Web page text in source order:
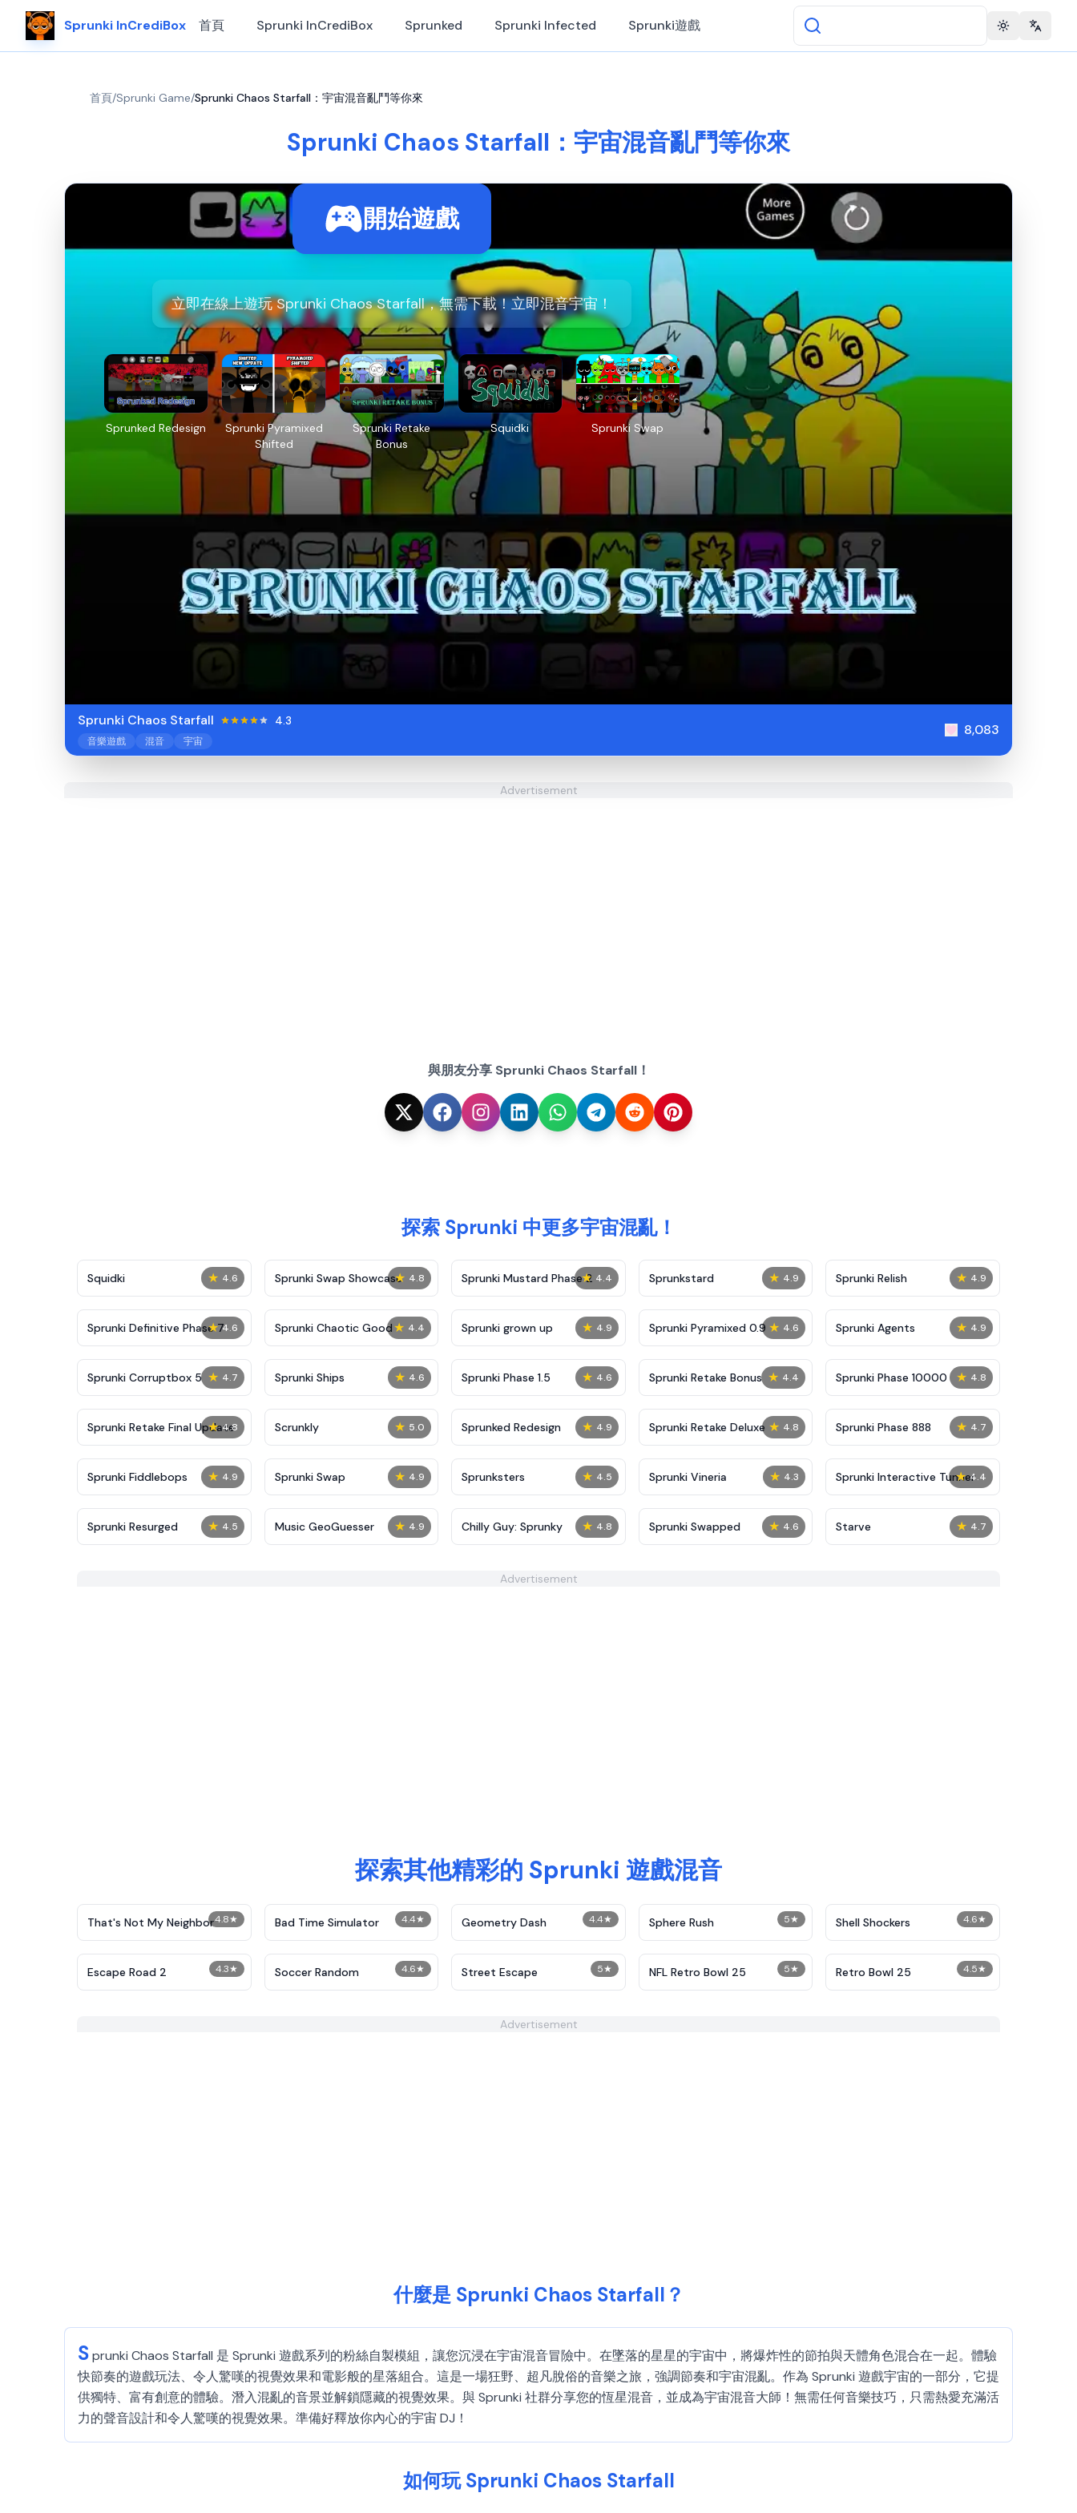
Sprunki InCrediBox 首頁 Sprunki InCrediBox Sprunked Sprunki Infected Sprunki遊戲 Toggle theme
首頁/Sprunki Game/Sprunki Chaos Starfall：宇宙混音亂鬥等你來
Sprunki Chaos Starfall：宇宙混音亂鬥等你來
開始遊戲
立即在線上遊玩 Sprunki Chaos Starfall，無需下載！立即混音宇宙！
Sprunked Redesign
Sprunki Pyramixed
Shifted
Sprunki Retake
Bonus
Squidki Sprunki Swap
Sprunki Chaos Starfall 4.3
音樂遊戲 混音 宇宙
8,083
Advertisement
與朋友分享 Sprunki Chaos Starfall！
探索 Sprunki 中更多宇宙混亂！
★ 4.6
Squidki ★ 4.8
Sprunki Swap Showcase ★ 4.4
Sprunki Mustard Phase 2 ★ 4.9
Sprunkstard ★ 4.9
Sprunki Relish
★ 4.6
Sprunki Definitive Phase 7 ★ 4.4
Sprunki Chaotic Good ★ 4.9
Sprunki grown up ★ 4.6
Sprunki Pyramixed 0.9 ★ 4.9
Sprunki Agents
★ 4.7
Sprunki Corruptbox 5 ★ 4.6
Sprunki Ships ★ 4.6
Sprunki Phase 1.5 ★ 4.4
Sprunki Retake Bonus ★ 4.8
Sprunki Phase 10000
★ 4.8
Sprunki Retake Final Update ★ 5.0
Scrunkly ★ 4.9
Sprunked Redesign ★ 4.8
Sprunki Retake Deluxe ★ 4.7
Sprunki Phase 888
★ 4.9
Sprunki Fiddlebops ★ 4.9
Sprunki Swap ★ 4.5
Sprunksters ★ 4.3
Sprunki Vineria ★ 4.4
Sprunki Interactive Tunner
★ 4.5
Sprunki Resurged ★ 4.9
Music GeoGuesser ★ 4.8
Chilly Guy: Sprunky ★ 4.6
Sprunki Swapped ★ 4.7
Starve
Advertisement
探索其他精彩的 Sprunki 遊戲混音
4.8★
That's Not My Neighbor 4.4★
Bad Time Simulator 4.4★
Geometry Dash 5★
Sphere Rush 4.6★
Shell Shockers
4.3★
Escape Road 2 4.6★
Soccer Random 5★
Street Escape 5★
NFL Retro Bowl 25 4.5★
Retro Bowl 25
Advertisement
什麼是 Sprunki Chaos Starfall？
Sprunki Chaos Starfall 是 Sprunki 遊戲系列的粉絲自製模組，讓您沉浸在宇宙混音冒險中。在墜落的星星的宇宙中，將爆炸性的節拍與天體角色混合在一起。體驗
快節奏的遊戲玩法、令人驚嘆的視覺效果和電影般的星落組合。這是一場狂野、超凡脫俗的音樂之旅，強調節奏和宇宙混亂。作為 Sprunki 遊戲宇宙的一部分，它提
供獨特、富有創意的體驗。潛入混亂的音景並解鎖隱藏的視覺效果。與 Sprunki 社群分享您的恆星混音，並成為宇宙混音大師！無需任何音樂技巧，只需熱愛充滿活
力的聲音設計和令人驚嘆的視覺效果。準備好釋放你內心的宇宙 DJ！
如何玩 Sprunki Chaos Starfall